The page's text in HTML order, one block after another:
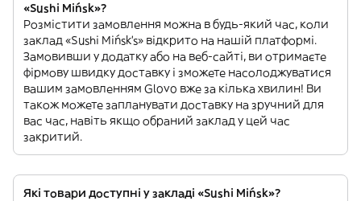
«Sushi Mińsk»?
Розмістити замовлення можна в будь-який час, коли
заклад «Sushi Mińsk’s» відкрито на нашій платформі.
Замовивши у додатку або на веб-сайті, ви отримаєте
фірмову швидку доставку і зможете насолоджуватися
вашим замовленням Glovo вже за кілька хвилин! Ви
також можете запланувати доставку на зручний для
вас час, навіть якщо обраний заклад у цей час
закритий.
Які товари доступні у закладі «Sushi Mińsk»?